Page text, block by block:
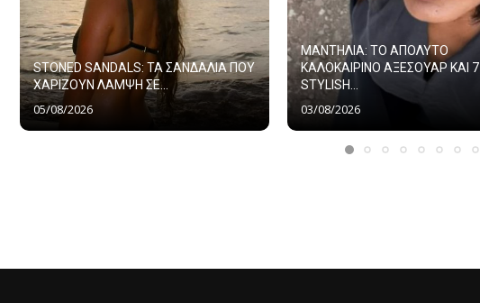
STONED SANDALS: ΤΑ ΣΑΝΔΑΛΙΑ ΠΟΥ
ΧΑΡΙΖΟΥΝ ΛΑΜΨΗ ΣΕ...
05/08/2026
ΜΑΝΤΗΛΙΑ: ΤΟ ΑΠΟΛΥΤΟ
ΚΑΛΟΚΑΙΡΙΝΟ ΑΞΕΣΟΥΑΡ ΚΑΙ 7
STYLISH...
03/08/2026